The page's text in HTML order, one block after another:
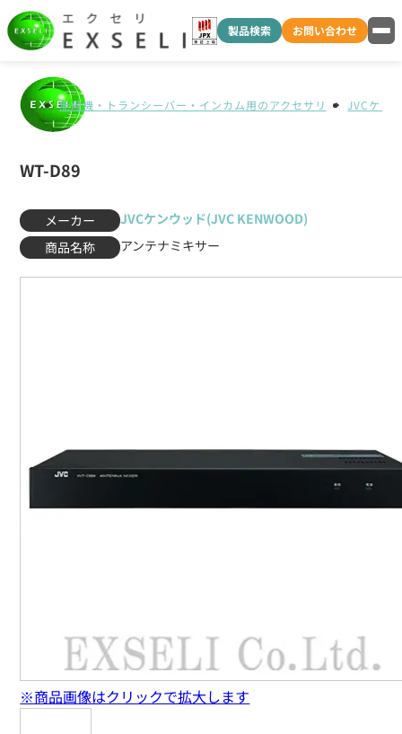
製品検索 お問い合わせ
無線機・トランシーバー・インカム用のアクセサリ JVCケン
WT-D89
メーカー
JVCケンウッド(JVC KENWOOD)
商品名称
アンテナミキサー
※商品画像はクリックで拡大します